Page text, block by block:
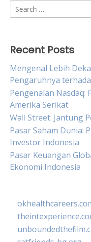
Search
for:
Recent Posts
Mengenal Lebih
Pengaruhnya
Pengenalan Nasdaq:
Amerika Serikat
Wall Street: Jantung
Pasar Saham Dunia:
Investor Indonesia
Pasar Keuangan
Ekonomi Indonesia